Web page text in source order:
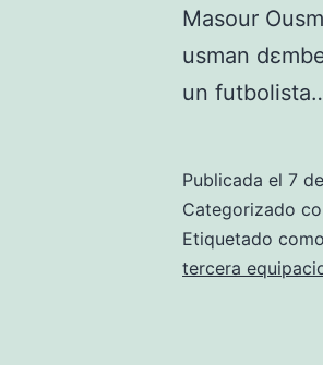
Masour
usman
un
Publicada el 7
Categorizado
Etiquetado como
tercera